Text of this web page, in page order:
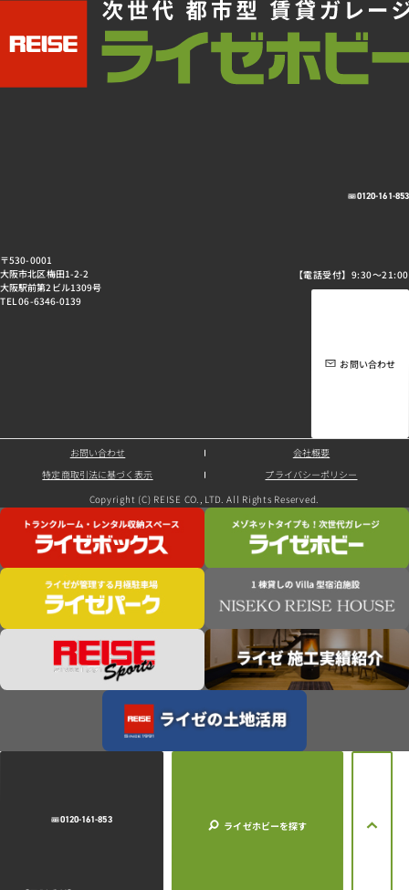
0120-161-853 ライゼホビーを探す
〒530-0001
大阪市北区梅田1-2-2
大阪駅前第2ビル1309号
TEL 06-6346-0139
0120-161-853
【電話受付】9:30～21:00
お問い合わせ
お問い合わせ 会社概要
特定商取引法に基づく表示 プライバシーポリシー
Copyright (C) REISE CO., LTD. All Rights Reserved.